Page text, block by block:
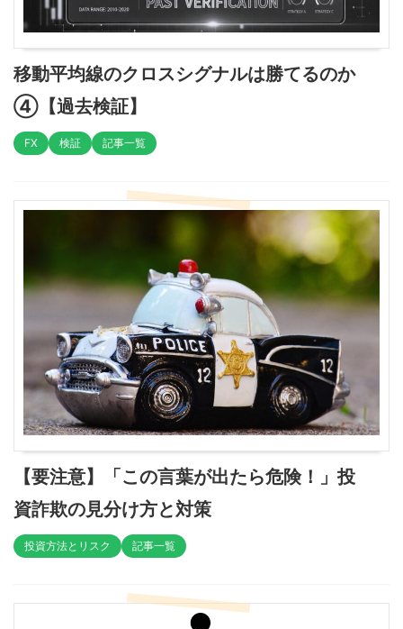
移動平均線のクロスシグナルは勝てるのか
④【過去検証】
FX 検証 記事一覧
【要注意】「この言葉が出たら危険！」投
資詐欺の見分け方と対策
投資方法とリスク 記事一覧